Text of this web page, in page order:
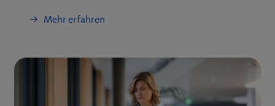
Mehr erfahren